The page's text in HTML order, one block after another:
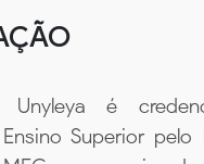
Unyleya é
Superior pelo